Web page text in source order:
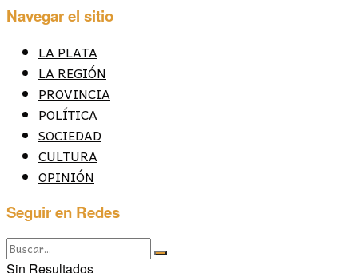
Navegar el sitio
LA PLATA
LA REGIÓN
PROVINCIA
POLÍTICA
SOCIEDAD
CULTURA
OPINIÓN
Seguir en Redes
Sin Resultados